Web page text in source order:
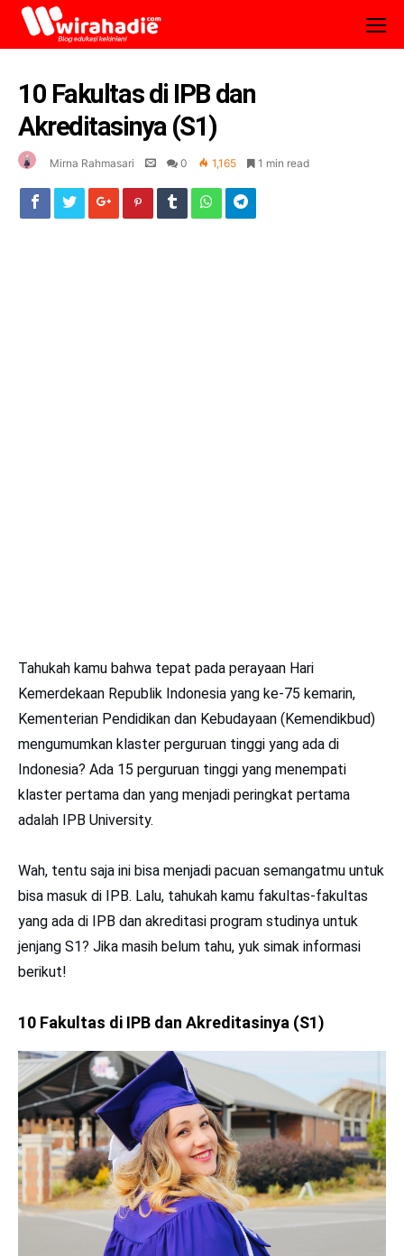
10 Fakultas di IPB dan
Akreditasinya (S1)
Mirna Rahmasari 0 1,165 1 min read
Tahukah kamu bahwa tepat pada perayaan Hari
Kemerdekaan Republik Indonesia yang ke-75 kemarin,
Kementerian Pendidikan dan Kebudayaan (Kemendikbud)
mengumumkan klaster perguruan tinggi yang ada di
Indonesia? Ada 15 perguruan tinggi yang menempati
klaster pertama dan yang menjadi peringkat pertama
adalah IPB University.
Wah, tentu saja ini bisa menjadi pacuan semangatmu untuk
bisa masuk di IPB. Lalu, tahukah kamu fakultas-fakultas
yang ada di IPB dan akreditasi program studinya untuk
jenjang S1? Jika masih belum tahu, yuk simak informasi
berikut!
10 Fakultas di IPB dan Akreditasinya (S1)